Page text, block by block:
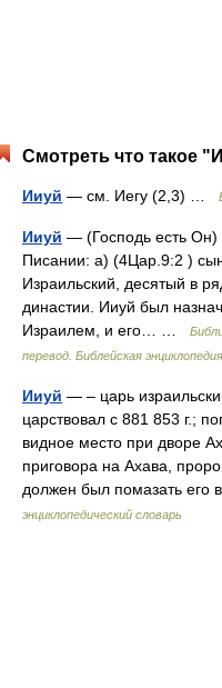
Смотреть что такое
Ииуй — см. Иегу (2,3) …
Ииуй — (Господь есть Он)
Писании: а) (4Цар.9:2 )
Израильский, десятый в
династии. Ииуй был
Израилем, и его… …
перевод. Библейская
Ииуй — – царь
царствовал с 881 853 г.;
видное место при дворе
приговора на Ахава,
должен был помазать
энциклопедический словарь